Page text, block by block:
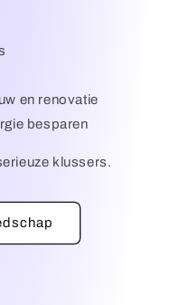
en renovatie
besparen
klussers.